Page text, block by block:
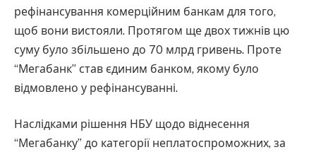
рефінансування комерційним банкам для того,
щоб вони вистояли. Протягом ще двох тижнів цю
суму було збільшено до 70 млрд гривень. Проте
“Мегабанк” став єдиним банком, якому було
відмовлено у рефінансуванні.
Наслідками рішення НБУ щодо віднесення
“Мегабанку” до категорії неплатоспроможних, за